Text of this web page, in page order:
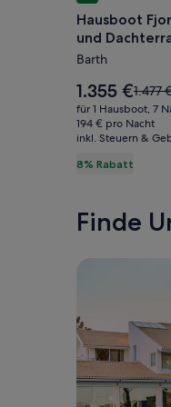
Hausboot
Fjord
Vela
mit
Biosauna
und
in
Hausboot
und
Barth
8% Rabatt
Der
Preis
beträgt
1.355 €.
1.355 €Der
alte
Preis
war
zum
1.477
für 1 Hausboot, 7
194 € pro Nacht
inkl. Steuern &
Finde
Suche nach